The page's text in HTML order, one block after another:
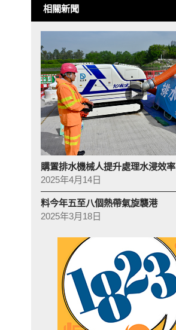
相關新聞
購置排水機械人提升處理水浸效率
2025年4月14日
料今年五至八個熱帶氣旋襲港
2025年3月18日